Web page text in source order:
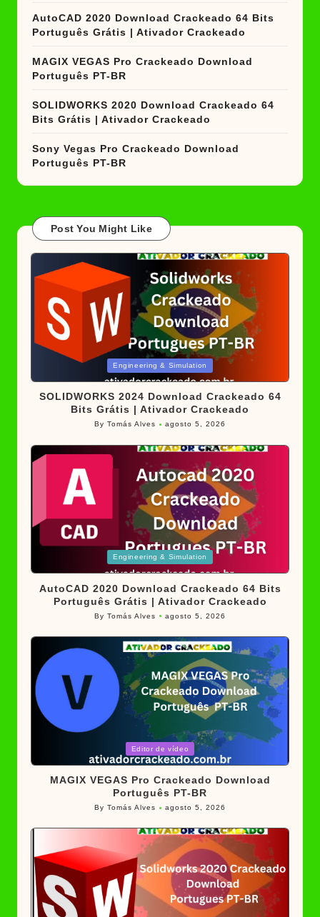
AutoCAD 2020 Download Crackeado 64 Bits
Português Grátis | Ativador Crackeado
MAGIX VEGAS Pro Crackeado Download
Português PT-BR
SOLIDWORKS 2020 Download Crackeado 64
Bits Grátis | Ativador Crackeado
Sony Vegas Pro Crackeado Download
Português PT-BR
Post You Might Like
in
Engineering & Simulation
SOLIDWORKS 2024 Download Crackeado 64
Bits Grátis | Ativador Crackeado
Posted
ByTomás Alves agosto 5, 2026
in
Engineering & Simulation
AutoCAD 2020 Download Crackeado 64 Bits
Português Grátis | Ativador Crackeado
Posted
ByTomás Alves agosto 5, 2026
in
Editor de vídeo
MAGIX VEGAS Pro Crackeado Download
Português PT-BR
Posted
ByTomás Alves agosto 5, 2026